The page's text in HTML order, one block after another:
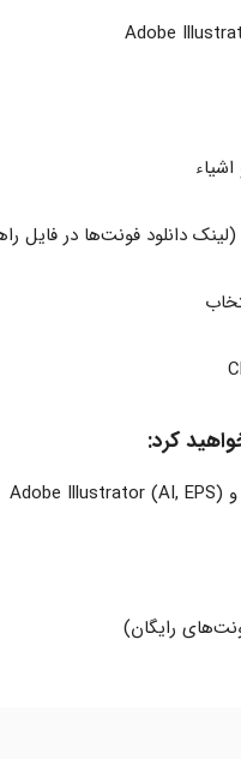
(لینک دانلود فونت‌ها در فایل
کرد:
رایگان)